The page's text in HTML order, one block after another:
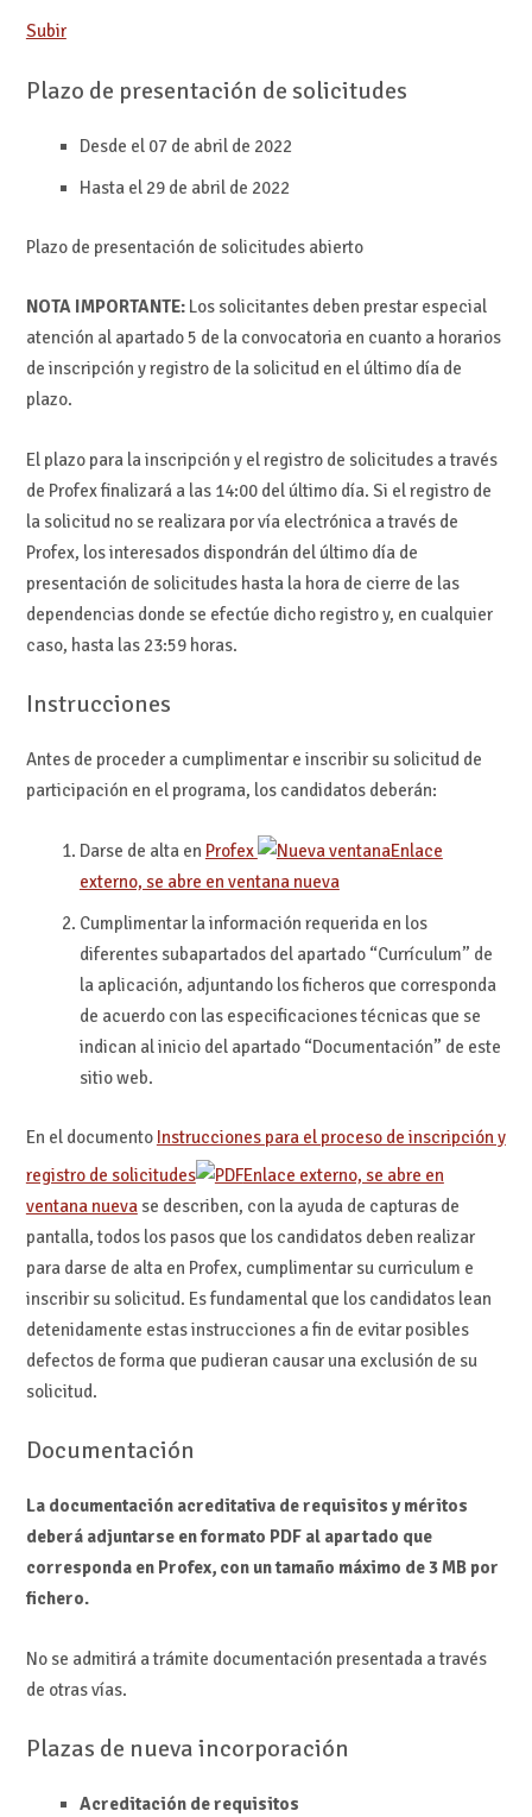
Subir
Plazo de presentación de solicitudes
Desde el 07 de abril de 2022
Hasta el 29 de abril de 2022
Plazo de presentación de solicitudes abierto
NOTA IMPORTANTE:Los solicitantes deben prestar especial
atención al apartado 5 de la convocatoria en cuanto a horarios
de inscripción y registro de la solicitud en el último día de
plazo.
El plazo para la inscripción y el registro de solicitudes a través
de Profex finalizará a las 14:00 del último día. Si el registro de
la solicitud no se realizara por vía electrónica a través de
Profex, los interesados dispondrán del último día de
presentación de solicitudes hasta la hora de cierre de las
dependencias donde se efectúe dicho registro y, en cualquier
caso, hasta las 23:59 horas.
Instrucciones
Antes de proceder a cumplimentar e inscribir su solicitud de
participación en el programa, los candidatos deberán:
Darse de alta en Profex
Enlace
externo, se abre en ventana nueva
Cumplimentar la información requerida en los
diferentes subapartados del apartado “Currículum” de
la aplicación, adjuntando los ficheros que corresponda
de acuerdo con las especificaciones técnicas que se
indican al inicio del apartado “Documentación” de este
sitio web.
En el documento Instrucciones para el proceso de inscripción y
registro de solicitudes
Enlace externo, se abre en
ventana nuevase describen, con la ayuda de capturas de
pantalla, todos los pasos que los candidatos deben realizar
para darse de alta en Profex, cumplimentar su curriculum e
inscribir su solicitud. Es fundamental que los candidatos lean
detenidamente estas instrucciones a fin de evitar posibles
defectos de forma que pudieran causar una exclusión de su
solicitud.
Documentación
La documentación acreditativa de requisitos y méritos
deberá adjuntarse en formato PDF al apartado que
corresponda en Profex, con un tamaño máximo de 3 MB por
fichero.
No se admitirá a trámite documentación presentada a través
de otras vías.
Plazas de nueva incorporación
Acreditación de requisitos